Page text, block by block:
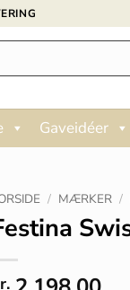
Gaveidéer
/ MÆRKER /